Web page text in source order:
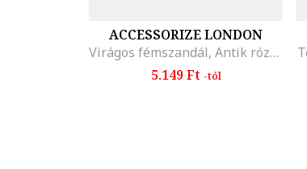
ACCESSORIZE LONDON
Virágos fémszandál, Antik rózsaszín
5.149 Ft -tól